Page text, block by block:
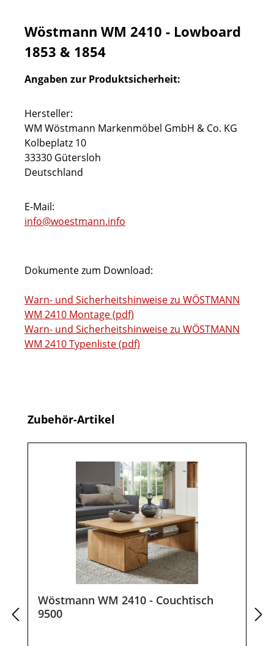
Wöstmann WM 2410 - Lowboard
1853 & 1854
Angaben zur Produktsicherheit:
Hersteller:
WM Wöstmann Markenmöbel GmbH & Co. KG
Kolbeplatz 10
33330 Gütersloh
Deutschland
E-Mail:
info@woestmann.info
Dokumente zum Download:
Warn- und Sicherheitshinweise zu WÖSTMANN
WM 2410 Montage (pdf)
Warn- und Sicherheitshinweise zu WÖSTMANN
WM 2410 Typenliste (pdf)
Produktgalerie überspringen
Zubehör-Artikel
Wöstmann WM 2410 - Couchtisch
9500